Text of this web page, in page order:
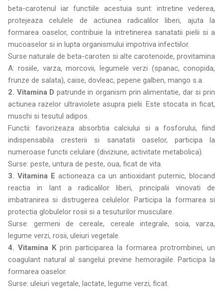
beta-carotenul iar functiile acestuia sunt: intretine vederea,
protejeaza celulele de actiunea radicalilor liberi, ajuta la
formarea oaselor, contribuie la intretinerea sanatatii pielii si a
mucoaselor si in lupta organismului impotriva infectiilor.
Surse naturale de beta-caroten si alte carotenoide, provitamina
A: rosiile, varza, morcovii, legumele verzi (spanac, conopida,
frunze de salata), caise, dovleac, pepene galben, mango s.a.
2. Vitamina D patrunde in organism prin alimentatie, dar si prin
actiunea razelor ultraviolete asupra pielii. Este stocata in ficat,
muschi si tesutul adipos.
Functii: favorizeaza absorbtia calciului si a fosforului, fiind
indispensabila cresterii si sanatatii oaselor, participa la
numeroase functii celulare (diviziune, activitate metabolica).
Surse: peste, untura de peste, oua, ficat de vita.
3. Vitamina E actioneaza ca un antioxidant puternic, blocand
reactia in lant a radicalilor liberi, principalii vinovati de
imbatranirea si distrugerea celulelor. Participa la formarea si
protectia globulelor rosii si a tesuturilor musculare.
Surse: germeni de cereale, cereale integrale, soia, varza,
legume verzi, rosii, uleiuri vegetale.
4. Vitamina K prin participarea la formarea protrombinei, un
coagulant natural al sangelui previne hemoragiile. Participa la
formarea oaselor.
Surse: uleiuri vegetale, lactate, legume verzi, ficat.